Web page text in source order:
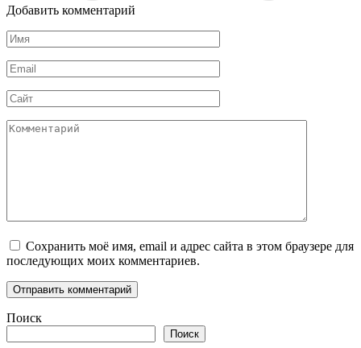
Добавить комментарий
Имя
*
Email
*
Сайт
Комментарий
Сохранить моё имя, email и адрес сайта в этом браузере для
последующих моих комментариев.
Поиск
Поиск